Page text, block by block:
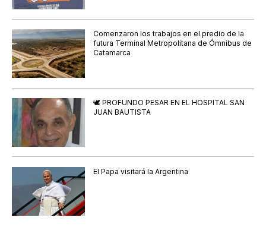
Comenzaron los trabajos en el predio de la
futura Terminal Metropolitana de Ómnibus de
Catamarca
🕊️ PROFUNDO PESAR EN EL HOSPITAL SAN
JUAN BAUTISTA
El Papa visitará la Argentina